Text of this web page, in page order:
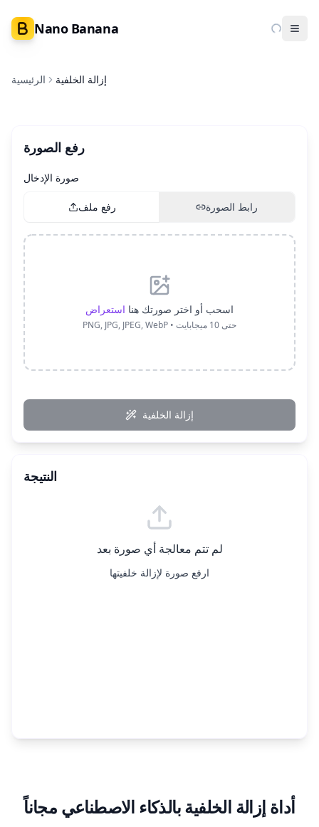
Nano Banana
الرئيسية إزالة الخلفية
رفع الصورة
صورة الإدخال
رفع ملف رابط الصورة
اسحب أو اختر صورتك هنا استعراض
PNG, JPG, JPEG, WebP • حتى 10 ميجابايت
إزالة الخلفية
النتيجة
لم تتم معالجة أي صورة بعد
ارفع صورة لإزالة خلفيتها
أداة إزالة الخلفية بالذكاء الاصطناعي مجاناً